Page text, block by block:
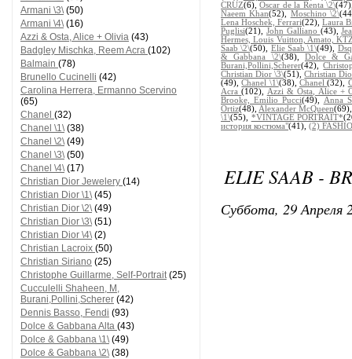
Armani \3\(50)
Armani \4\(16)
Azzi & Osta, Alice + Olivia (43)
Badgley Mischka, Reem Acra (102)
Balmain (78)
Brunello Cucinelli (42)
Carolina Herrera, Ermanno Scervino
(65)
Chanel (32)
Chanel \1\(38)
Chanel \2\(49)
Chanel \3\(50)
Chanel \4\(17)
Christian Dior Jewelery (14)
Christian Dior \1\(45)
Christian Dior \2\(49)
Christian Dior \3\(51)
Christian Dior \4\(2)
Christian Lacroix (50)
Christian Siriano (25)
Christophe Guillarme, Self-Portrait(25)
Cucculelli Shaheen, M,
Burani,Pollini,Scherer (42)
Dennis Basso, Fendi (93)
Dolce & Gabbana Alta (43)
Dolce & Gabbana \1\(49)
Dolce & Gabbana \2\(38)
CRUZ(6),Oscar de la Renta \2\
Naeem Khan(52), Moschino \2\
Lena Hoschek, Ferrari(22), Laura
Puglisi(21), John Galliano (43),
Hermes, Louis Vuitton, Amato,
Saab \2\(50), Elie Saab \1\(49),
& Gabbana \2\(38), Dolce &
Burani,Pollini,Scherer(42),
Christian Dior \3\(51),Christian
(49),Chanel \1\(38),Chanel(32),
Acra(102),
Azzi & Osta, Alice +
Brooke, Emilio Pucci(49),
Anna
Ortiz(48), Alexander McQueen
\1\(55), *VINTAGE PORTRAIT*
история костюма"(41), (2)
ELIE SAAB -
Суббота, 29 Апреля